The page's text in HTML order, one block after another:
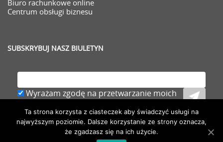
Biuro rachunkowe online
Centrum obsługi biznesu
SUBSKRYBUJ NASZ BIULETYN
Wyrażam zgodę na przetwarzanie moich
w zgłoszeniu,rozwiń
Ta strona korzysta z ciasteczek aby świadczyć usługi na
najwyższym poziomie. Dalsze korzystanie ze strony oznacza,
że zgadzasz się na ich użycie.